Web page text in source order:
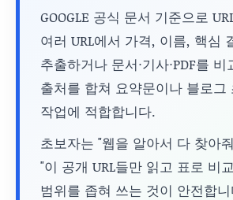
GOOGLE 공식 문서 기준으로
여러 URL에서 가격, 이름, 핵심
추출하거나 문서·기사·PDF를
출처를 합쳐 요약문이나 블로그
작업에 적합합니다.
초보자는 "웹을 알아서 다 찾아
"이 공개 URL들만 읽고 표로 비
범위를 좁혀 쓰는 것이 안전합